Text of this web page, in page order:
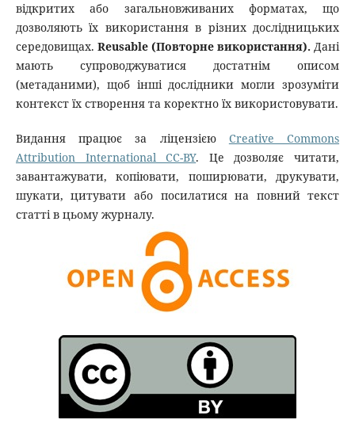
відкритих або загальновживаних форматах, що
дозволяють їх використання в різних дослідницьких
середовищах. Reusable (Повторне використання).Дані
мають супроводжуватися достатнім описом
(метаданими), щоб інші дослідники могли зрозуміти
контекст їх створення та коректно їх використовувати.
Видання працює за ліцензією Creative Commons
Attribution International CC-BY. Це дозволяє читати,
завантажувати, копіювати, поширювати, друкувати,
шукати, цитувати або посилатися на повний текст
статті в цьому журналу.